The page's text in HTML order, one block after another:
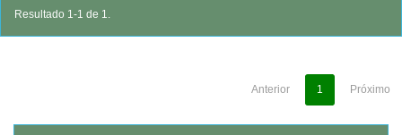
Resultado 1-1 de 1.
Anterior 1 Próximo